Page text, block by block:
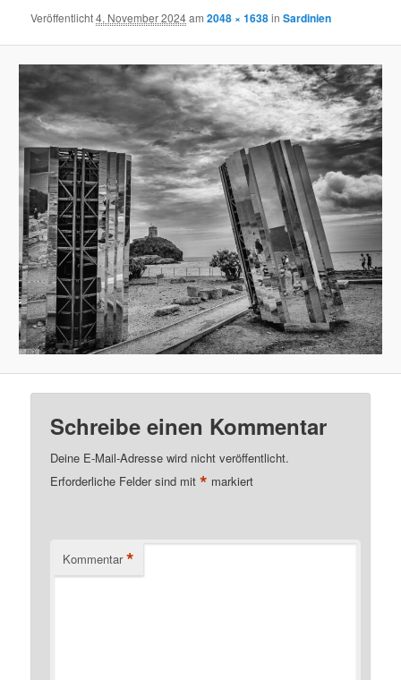
Veröffentlicht4. November 2024am2048 × 1638inSardinien
Schreibe einen Kommentar
Deine E-Mail-Adresse wird nicht veröffentlicht.
Erforderliche Felder sind mit* markiert
Kommentar *